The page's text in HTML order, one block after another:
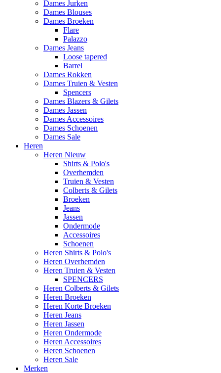
Dames Jurken
Dames Blouses
Dames Broeken
Flare
Palazzo
Dames Jeans
Loose tapered
Barrel
Dames Rokken
Dames Truien & Vesten
Spencers
Dames Blazers & Gilets
Dames Jassen
Dames Accessoires
Dames Schoenen
Dames Sale
Heren
Heren Nieuw
Shirts & Polo's
Overhemden
Truien & Vesten
Colberts & Gilets
Broeken
Jeans
Jassen
Ondermode
Accessoires
Schoenen
Heren Shirts & Polo's
Heren Overhemden
Heren Truien & Vesten
SPENCERS
Heren Colberts & Gilets
Heren Broeken
Heren Korte Broeken
Heren Jeans
Heren Jassen
Heren Ondermode
Heren Accessoires
Heren Schoenen
Heren Sale
Merken